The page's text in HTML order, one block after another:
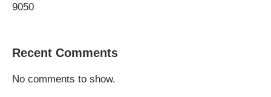
9050
Recent Comments
No comments to show.